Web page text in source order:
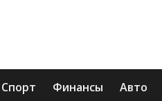
Спорт Финансы Авто